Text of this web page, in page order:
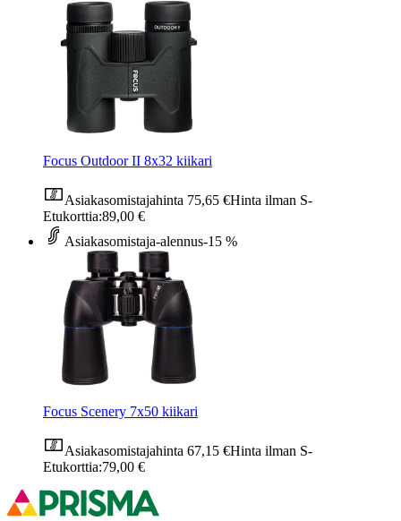
Focus Outdoor II 8x32 kiikari
Asiakasomistajahinta 75,65 €Hinta ilman S-
Etukorttia:89,00 €
Asiakasomistaja-alennus-15 %
Focus Scenery 7x50 kiikari
Asiakasomistajahinta 67,15 €Hinta ilman S-
Etukorttia:79,00 €